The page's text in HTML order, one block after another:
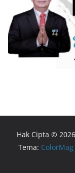
Hak Cipta © 2026
Tema: ColorMag